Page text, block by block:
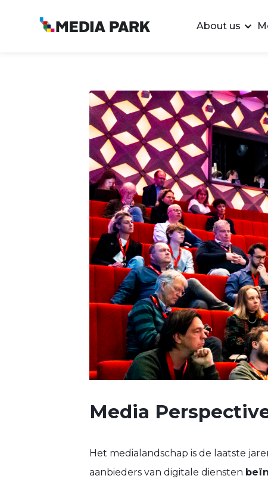
About us
Media
Het medialandschap is de laatste
aanbieders van digitale diensten